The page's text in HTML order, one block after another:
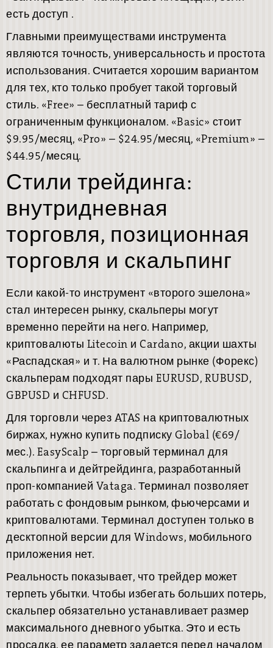
есть доступ .
Главными преимуществами инструмента
являются точность, универсальность и простота
использования. Считается хорошим вариантом
для тех, кто только пробует такой торговый
стиль. «Free» – бесплатный тариф с
ограниченным функционалом. «Basic» стоит
$9.95/месяц, «Pro» – $24.95/месяц, «Premium» –
$44.95/месяц.
Стили трейдинга:
внутридневная
торговля, позиционная
торговля и скальпинг⁠⁠
Если какой-то инструмент «второго эшелона»
стал интересен рынку, скальперы могут
временно перейти на него. Например,
криптовалюты Litecoin и Cardano, акции шахты
«Распадская» и т. На валютном рынке (Форекс)
скальперам подходят пары EURUSD, RUBUSD,
GBPUSD и CHFUSD.
Для торговли через ATAS на криптовалютных
биржах, нужно купить подписку Global (€69/
мес.). EasyScalp – торговый терминал для
скальпинга и дейтрейдинга, разработанный
проп-компанией Vataga. Терминал позволяет
работать с фондовым рынком, фьючерсами и
криптовалютами. Терминал доступен только в
десктопной версии для Windows, мобильного
приложения нет.
Реальность показывает, что трейдер может
терпеть убытки. Чтобы избегать больших потерь,
скальпер обязательно устанавливает размер
максимального дневного убытка. Это и есть